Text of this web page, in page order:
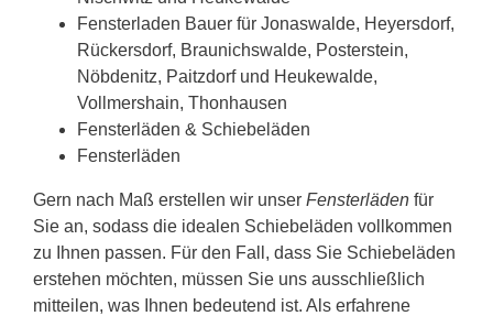
Fensterladen Bauer für Jonaswalde, Heyersdorf,
Rückersdorf, Braunichswalde, Posterstein,
Nöbdenitz, Paitzdorf und Heukewalde,
Vollmershain, Thonhausen
Fensterläden & Schiebeläden
Fensterläden
Gern nach Maß erstellen wir unser Fensterläden für
Sie an, sodass die idealen Schiebeläden vollkommen
zu Ihnen passen. Für den Fall, dass Sie Schiebeläden
erstehen möchten, müssen Sie uns ausschließlich
mitteilen, was Ihnen bedeutend ist. Als erfahrene